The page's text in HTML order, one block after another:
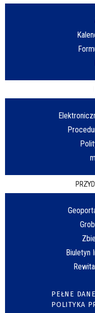
Biuletyn
PEŁNE
POLITYKA